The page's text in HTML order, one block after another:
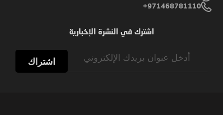
971468781110+
اشترك في النشرة الإخبارية
اشتراك